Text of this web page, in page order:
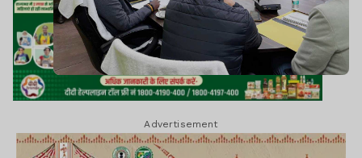
Advertisement